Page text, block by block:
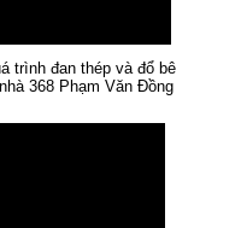
trình đan thép và đổ bê
368 Phạm Văn Đồng